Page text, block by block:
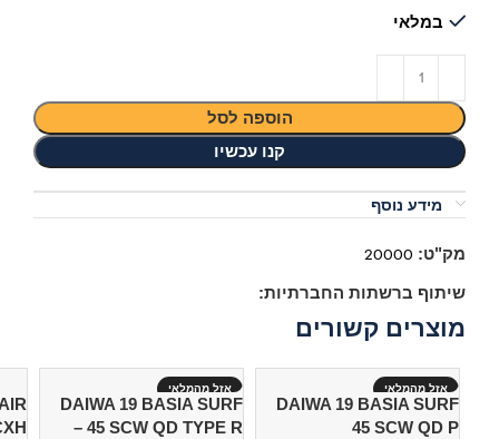
במלאי
הוספה לסל
קנו עכשיו
מידע נוסף
מק"ט: 20000
שיתוף ברשתות החברתיות:
מוצרים קשורים
אזל מהמלאי
DAIWA 19 BASIA SURF
45 SCW QD P
אזל מהמלאי
DAIWA 19 BASIA SURF
45 SCW QD TYPE R –